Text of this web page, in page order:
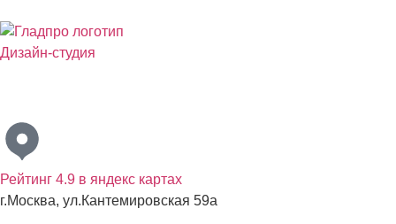
Дизайн-студия
Рейтинг 4.9 в яндекс картах
г.Москва, ул.Кантемировская 59а